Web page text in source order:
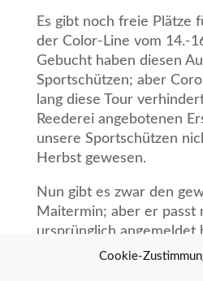
Cookie-
Es gibt noch freie Plätze
der Color-Line vom 14.-
Gebucht haben diesen
Sportschützen; aber
lang diese Tour
Reederei angebotenen
unsere Sportschützen
Herbst gewesen.
Nun gibt es zwar den
Maitermin; aber er passt
ursprünglich angemeldet
sind noch einige Plätze